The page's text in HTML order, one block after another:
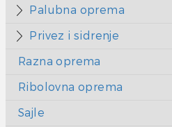
Palubna oprema
Privez i sidrenje
Razna oprema
Ribolovna oprema
Sajle